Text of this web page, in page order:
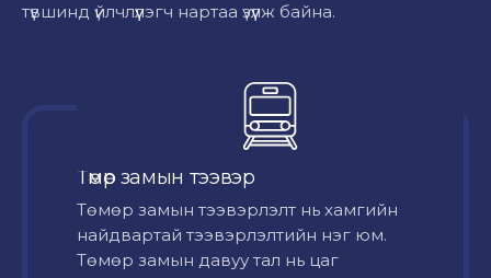
түвшинд үйлчлүүлэгч нартаа үзүүлж байна.
Төмөр замын тээвэр
Төмөр замын тээвэрлэлт нь хамгийн
найдвартай тээвэрлэлтийн нэг юм.
Төмөр замын давуу тал нь цаг